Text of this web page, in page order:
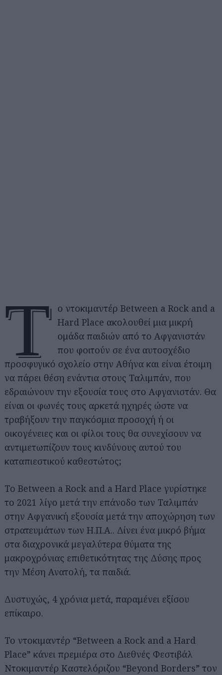
Τ
ο ντοκιμαντέρ Between a Rock and a
Hard Place ακολουθεί μια μικρή
ομάδα παιδιών από το Αφγανιστάν
που φοιτούν σε ένα αυτοσχέδιο
προσφυγικό σχολείο στην Αθήνα και είναι έτοιμη
να πάρει θέση ενάντια στους Ταλιμπάν, που
εδραιώνουν την εξουσία τους στο Αφγανιστάν. Θα
είναι οι φωνές τους αρκετά ηχηρές ώστε να
τραβήξουν την παγκόσμια προσοχή ή οι
οικογένειες και οι φίλοι τους θα συνεχίσουν να
αντιμετωπίζουν τους κινδύνους αυτού του
καταπιεστικού καθεστώτος;
Το Between a Rock and a Hard Place γυρίστηκε
το 2021 λίγο μετά την επάνοδο των Ταλιμπάν
στην Αφγανική εξουσία μετά την αποχώρηση των
στρατευμάτων των Η.Π.Α.. Δίνει ένα μικρό βήμα
στα διαχρονικά μεγαλύτερα θύματα της
μακροχρόνιας επιθετικότητας της Δύσης προς
την Μέση Ανατολή, τα παιδιά.
Δυστυχώς, 4 χρόνια μετά, παραμένει εξίσου
επίκαιρο.
Το ντοκιμαντέρ “Between a Rock and a Hard
Place” κάνει πρεμιέρα στο Διεθνές Φεστιβάλ
Ντοκιμαντέρ Καστελόριζου “Beyond Borders” τον